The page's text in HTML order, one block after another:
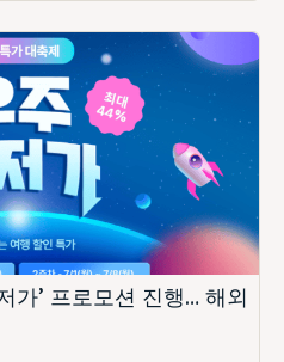
가’ 프로모션 진행… 해외